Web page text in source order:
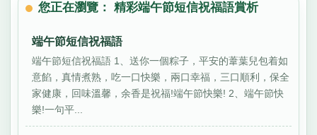
您正在瀏覽： 精彩端午節短信祝福語賞析
端午節短信祝福語
端午節短信祝福語 1、送你一個粽子，平安的葦葉兒包着如
意餡，真情煮熟，吃一口快樂，兩口幸福，三口順利，保全
家健康，回味溫馨，余香是祝福!端午節快樂! 2、端午節快
樂!一句平...